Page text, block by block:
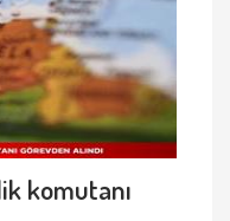
komutanı